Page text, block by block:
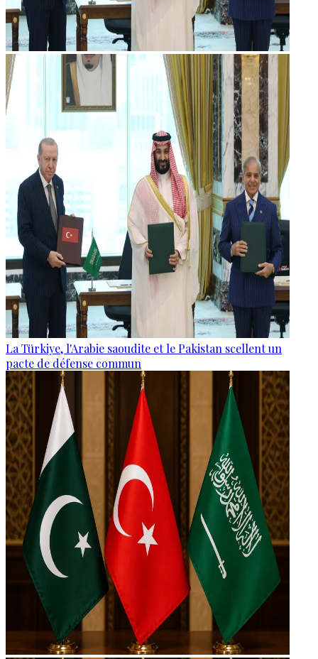
La Türkiye, l'Arabie saoudite et le Pakistan scellent un
pacte de défense commun